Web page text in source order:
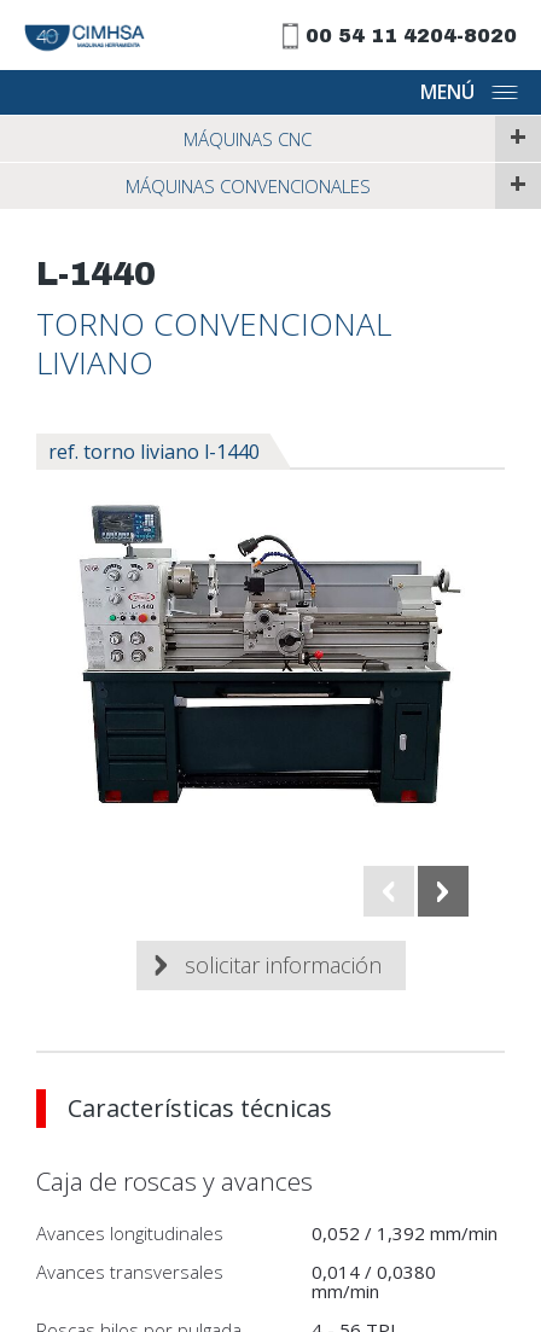
00 54 11 4204-8020
MENÚ
MÁQUINAS CNC +
MÁQUINAS CONVENCIONALES +
L-1440
TORNO CONVENCIONAL
LIVIANO
ref. torno liviano l-1440
solicitar información
Características técnicas
Caja de roscas y avances
Avances longitudinales
0,052 / 1,392 mm/min
Avances transversales
0,014 / 0,0380
mm/min